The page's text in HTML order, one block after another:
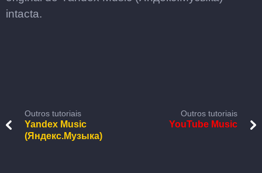
intacta.
Outros tutoriais
Yandex Music
(Яндекс.Музыка)
Outros tutoriais
YouTube Music